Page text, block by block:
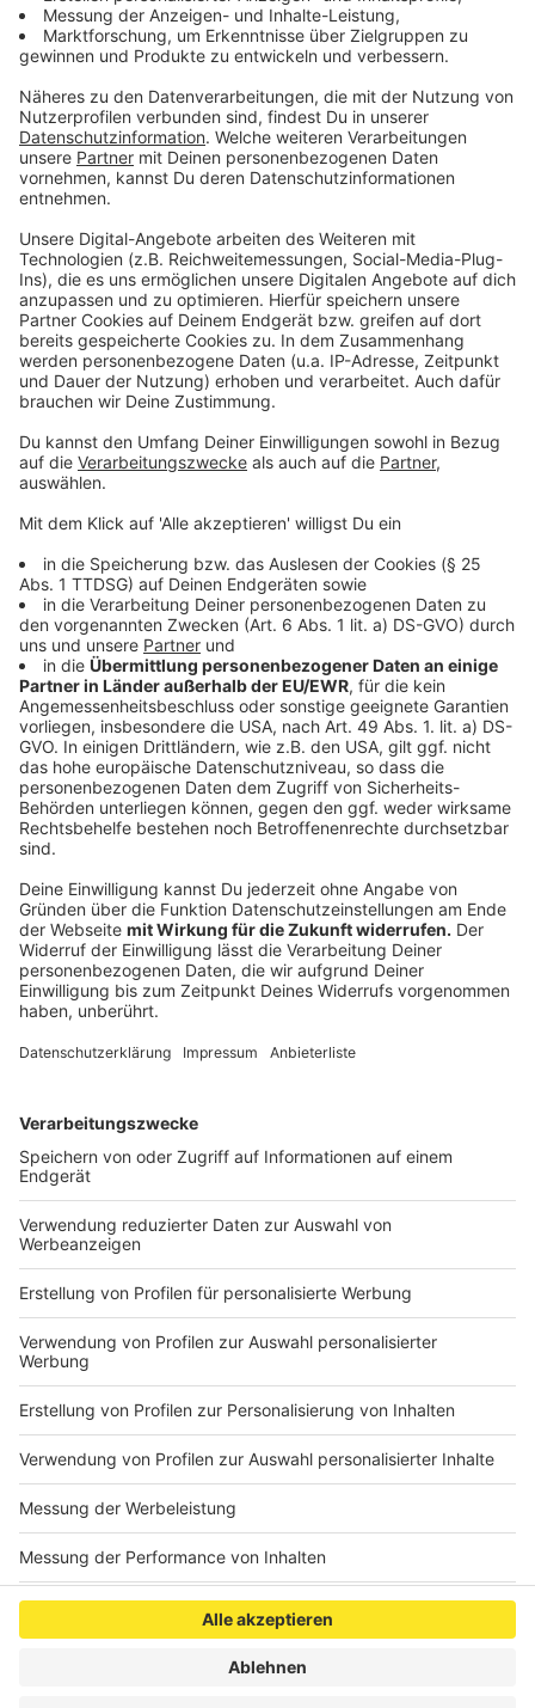
Anzeige
Für bedürftige Schüler werde diesekostenlossein,
sagte Karliczek. Finanziert werden die Flatrates durch
das Bildungs- und Teilhabepaket für Eltern mit
geringem Einkommen. Für Karliczek kommt es nun
Schritte für die kostengünstige Surfmöglichkeit
vorbereiten, damitSchülerinnen und Schüler die
Flatrate "buchen".Die nächsten Fragen müssten vor
Ort beantwortet werden, sagte sie.
Anzeige
Daten-Flatrate: Was noch nicht geklärt ist
Die Frage nach dem "wann" ist also noch ungeklärt.
Ebenso, wie diese Flatrate für Schülerinnen und
Schüler sich konkret gestaltet. Allerdings ist klar, dass
sieausschließlich zu Bildungszweckengenutzt
werden kann und Schülerinnen und Schüler damitnicht
stundenlang am Tagim Internet surfen können und
beispielsweise einen Film auf Netflix streamen können.
"Unsere Simkarten sollen mit den geförderten
Endgeräten aus dem Digitalpakt zum Einsatz kommen",
sagt dazu die Telekom.
Anzeige
800.000 Laptops für Lehrer
Anzeige
fortgeschritten. 800.000 Laptops werden für die
Lehrerschaft in Deutschland angeschafft. Der Bund
hat seine Zusage geben, die dafür veranschlagten 500
Millionen Euro schneller als geplant bereitzustellen.
Autor: Joachim Schultheis (mit dpa)
Anzeige
Anzeige